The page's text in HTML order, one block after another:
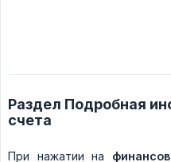
Раздел Подробная
счета
При нажатии на